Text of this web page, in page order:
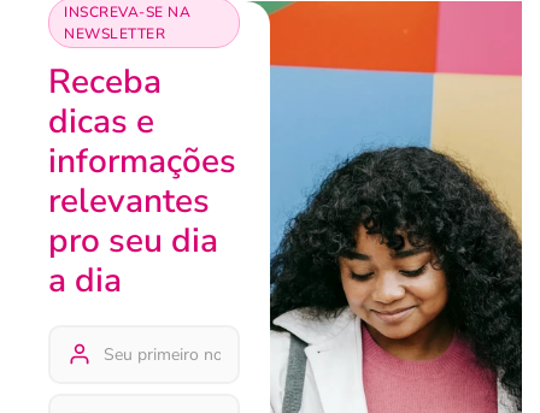
INSCREVA-SE NA
NEWSLETTER
Receba
dicas e
informações
relevantes
pro seu dia
a dia